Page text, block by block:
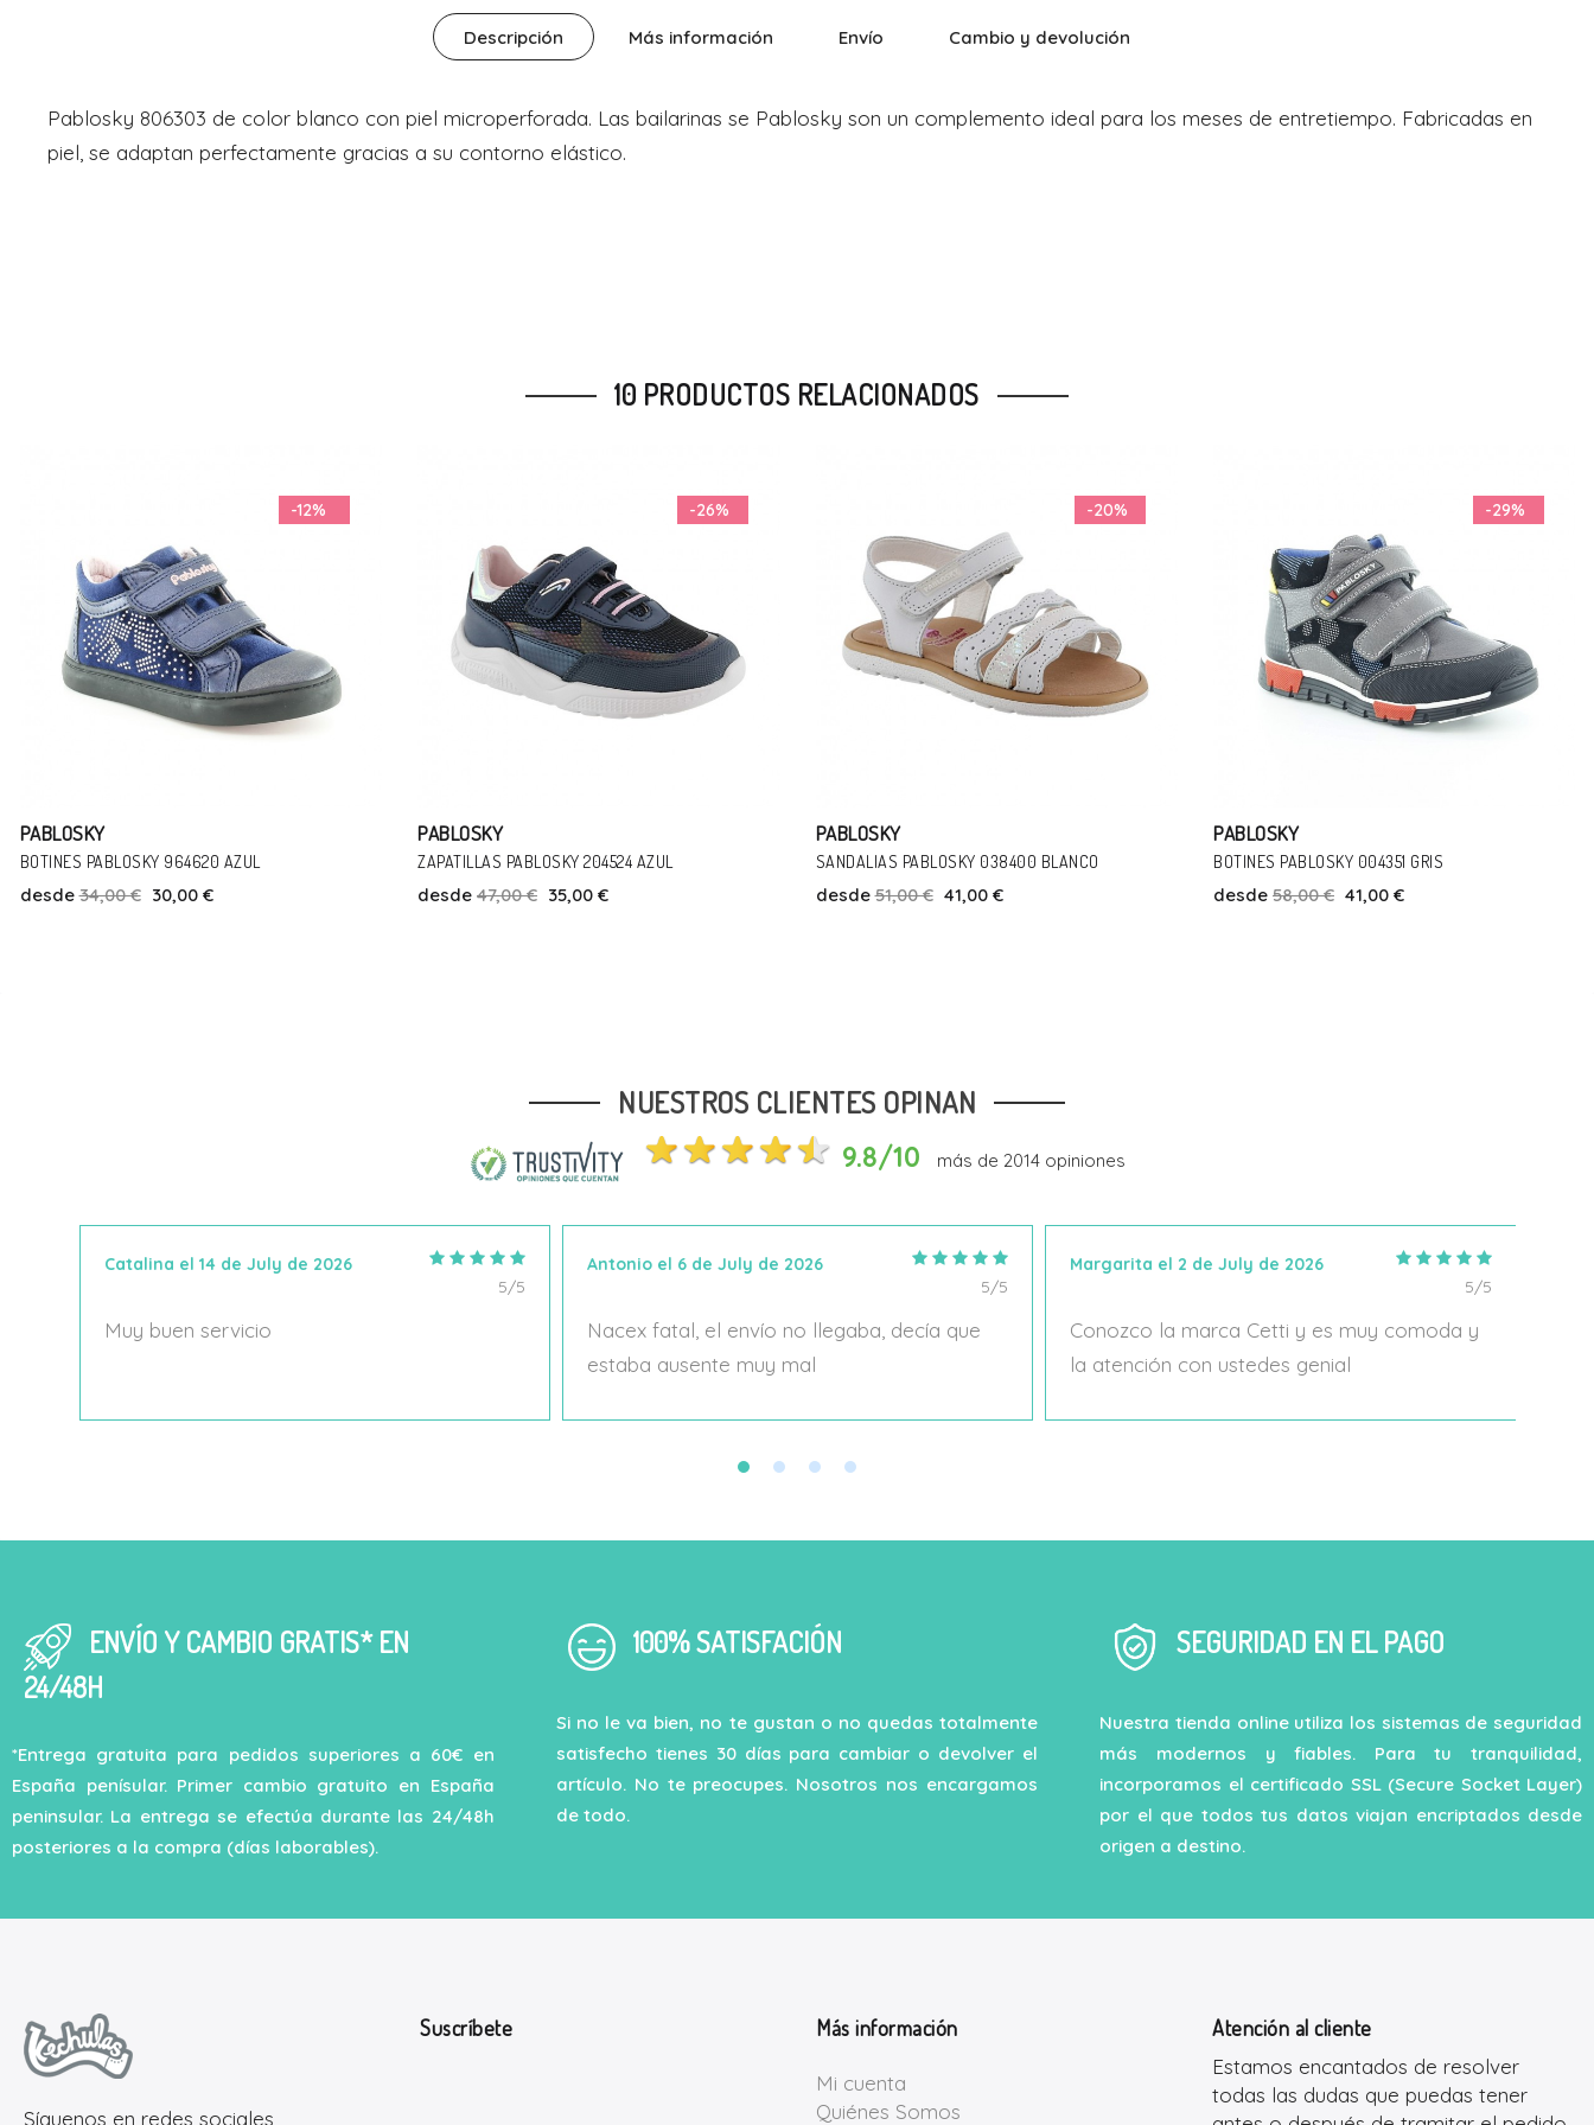
Descripción Más información Envío Cambio y devolución
Pablosky 806303 de color blanco con piel microperforada. Las bailarinas se Pablosky son un complemento ideal para los meses de entretiempo. Fabricadas en
piel, se adaptan perfectamente gracias a su contorno elástico.
10 PRODUCTOS RELACIONADOS
-26%
PABLOSKY
ZAPATILLAS PABLOSKY 204524 AZUL
desde 47,00 € 35,00 €
-20%
Añadir Al Carrito
PABLOSKY
SANDALIAS PABLOSKY 038400 BLANCO
desde 51,00 € 41,00 €
-29%
PABLOSKY
BOTINES PABLOSKY 004351 GRIS
desde 58,00 € 41,00 €
-11%
PABLOSKY
SANDALIAS PABLOSKY 007300 BLANCO
desde 46,00 € 41,00 €
NUESTROS CLIENTES OPINAN
9.8/10 más de 2014opiniones
Catalina el 14 de July de 2026
5/5
Muy buen servicio
Antonio el 6 de July de 2026
5/5
Nacex fatal, el envío no llegaba, decía que
estaba ausente muy mal
Margarita el 2 de July de 2026
5/5
Conozco la marca Cetti y es muy comoda y
la atención con ustedes genial
ENVÍO Y CAMBIO GRATIS* EN
24/48H
*Entrega gratuita para pedidos superiores a 60€ en
España penísular. Primer cambio gratuito en España
peninsular. La entrega se efectúa durante las 24/48h
posteriores a la compra (días laborables).
100% SATISFACIÓN
Si no le va bien, no te gustan o no quedas totalmente
satisfecho tienes 30 días para cambiar o devolver el
artículo. No te preocupes. Nosotros nos encargamos
de todo.
SEGURIDAD EN EL PAGO
Nuestra tienda online utiliza los sistemas de seguridad
más modernos y fiables. Para tu tranquilidad,
incorporamos el certificado SSL (Secure Socket Layer)
por el que todos tus datos viajan encriptados desde
origen a destino.
Síguenos en redes sociales
Suscríbete Más información
Mi cuenta
Quiénes Somos
Atención al cliente
Estamos encantados de resolver
todas las dudas que puedas tener